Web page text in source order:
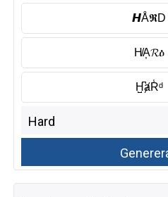
𝙃Å𝕽D
H̸A͎𝓡ዕ
H̺͆ⱥR̾ᵈ